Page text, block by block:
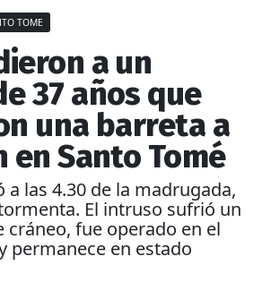
TOME
a un
37 años que
una barreta a
en Santo Tomé
a las 4.30 de la madrugada,
El intruso sufrió un
fue operado en el
permanece en estado